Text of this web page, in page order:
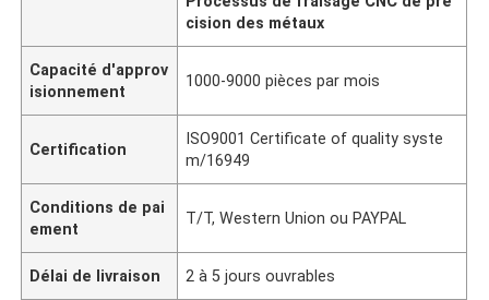
cision des métaux
Capacité d'approv
isionnement
1000-9000 pièces par mois
Certification
ISO9001 Certificate of quality syste
m/16949
Conditions de pai
ement
T/T, Western Union ou PAYPAL
Délai de livraison 2 à 5 jours ouvrables